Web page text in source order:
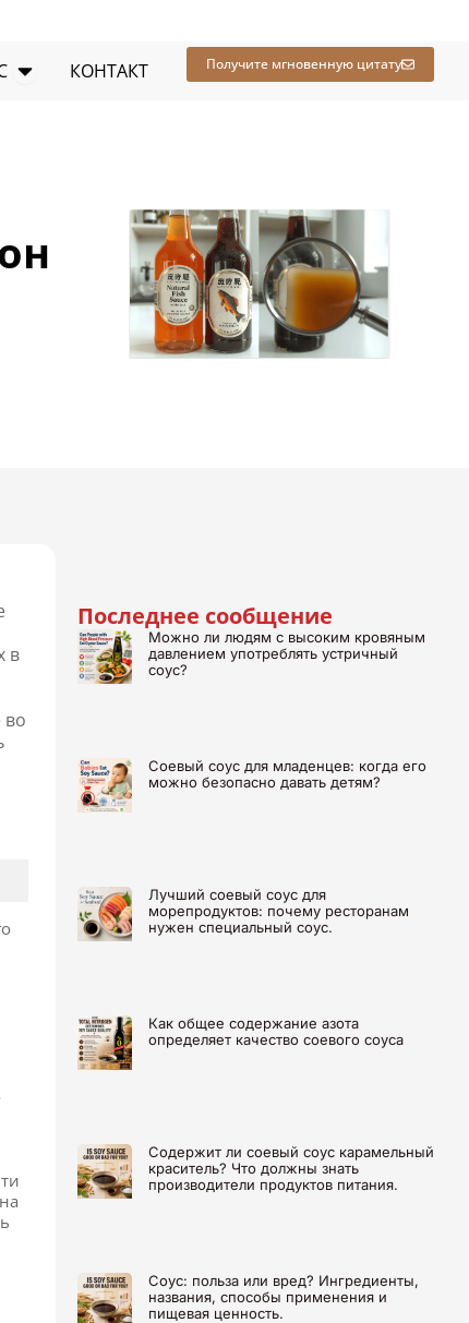
ресурсы
Открыть О НАС
КОНТАКТ Получите мгновенную цитату
в
во
Последнее сообщение
Можно ли людям с высоким кровяным
давлением употреблять устричный
соус?
Соевый соус для младенцев: когда его
можно безопасно давать детям?
Лучший соевый соус для
морепродуктов: почему ресторанам
нужен специальный соус.
Как общее содержание азота
определяет качество соевого соуса
Содержит ли соевый соус карамельный
краситель? Что должны знать
производители продуктов питания.
Соус: польза или вред? Ингредиенты,
названия, способы применения и
пищевая ценность.